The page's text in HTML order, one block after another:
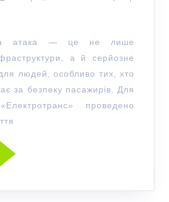
атака — це не лише
а й серйозне
людей, особливо тих, хто
за безпеку пасажирів. Для
проведено